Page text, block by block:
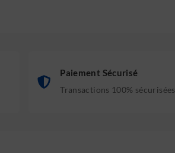
Paiement Sécurisé
Transactions 100% sécurisées